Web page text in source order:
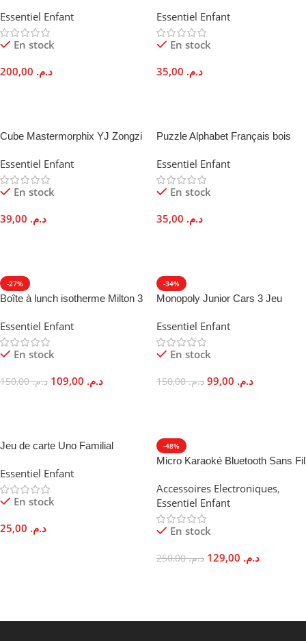
Créatif STEM
Essentiel Enfant
En stock
د.م.
Enfants
Essentiel Enfant
En stock
د.م.
Cube Mastermorphix YJ Zongzi
Stickers
Essentiel Enfant
En stock
د.م.
Puzzle Alphabet Français bois
Majuscules
Essentiel Enfant
En stock
د.م.
-27%
Boîte à lunch isotherme Milton 3
Essentiel Enfant
En stock
د.م.150,00 د.م.
-34%
Monopoly Junior Cars 3 Jeu
Ans
Essentiel Enfant
En stock
د.م.150,00 د.م.
Jeu de carte Uno Familial
Essentiel Enfant
En stock
د.م.
-48%
Micro Karaoké Bluetooth Sans Fil
Accessoires Electroniques,
Essentiel Enfant
En stock
د.م.250,00 د.م.